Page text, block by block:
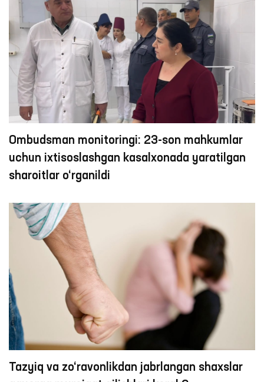
Ombudsman monitoringi: 23-son mahkumlar
uchun ixtisoslashgan kasalxonada yaratilgan
sharoitlar o‘rganildi
Tazyiq va zo‘ravonlikdan jabrlangan shaxslar